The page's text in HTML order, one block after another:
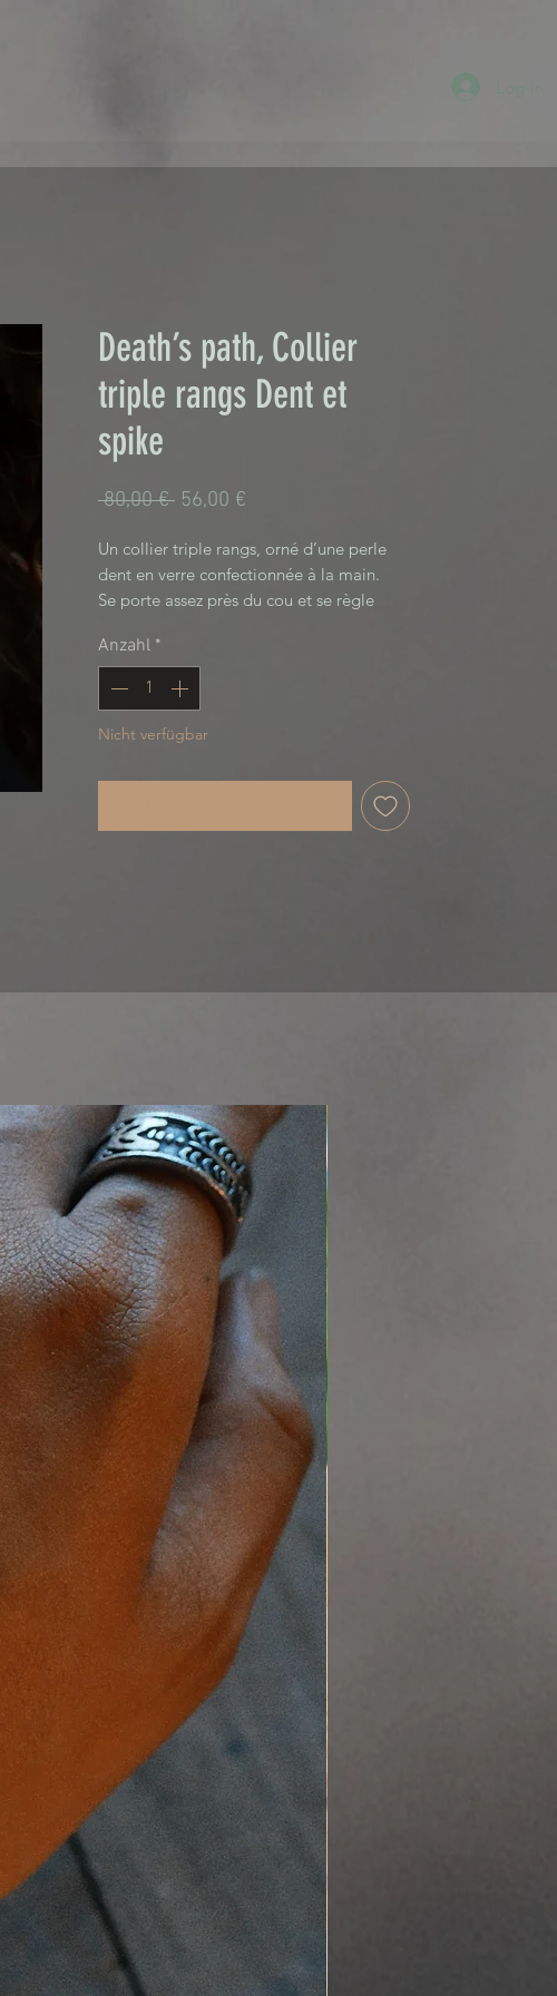
Death’s path, Collier
triple rangs Dent et
spike
80,00 € Standardpreis
56,00 €
Un collier triple rangs, orné d’une perle
dent en verre confectionnée à la main.
Se porte assez près du cou et se règle
Death’s path Collection
Anzahl *
Nicht verfügbar